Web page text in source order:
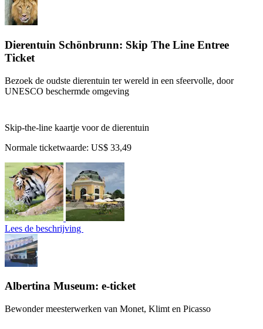
Dierentuin Schönbrunn: Skip The Line Entree
Ticket
Bezoek de oudste dierentuin ter wereld in een sfeervolle, door
UNESCO beschermde omgeving
Skip-the-line kaartje voor de dierentuin
Normale ticketwaarde: US$ 33,49
Lees de beschrijving
Albertina Museum: e-ticket
Bewonder meesterwerken van Monet, Klimt en Picasso